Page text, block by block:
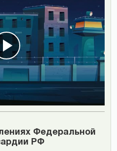
Федеральной
РФ